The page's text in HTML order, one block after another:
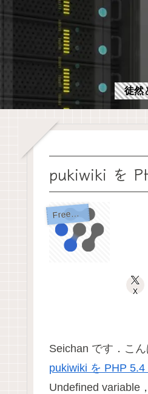
徒然
pukiwiki を
F
reeBSD
X
Seichan です．こん
pukiwiki を PHP
Undefined variable